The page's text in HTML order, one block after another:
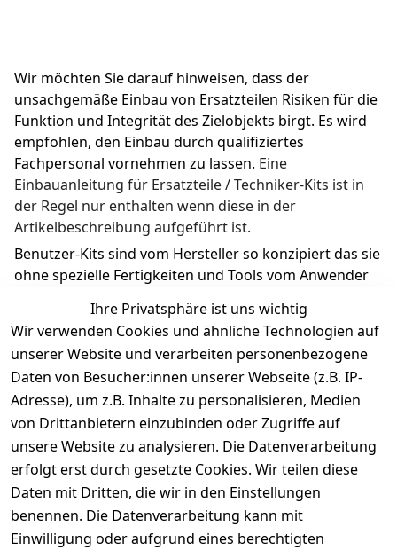
Wir möchten Sie darauf hinweisen, dass der
unsachgemäße Einbau von Ersatzteilen Risiken für die
Funktion und Integrität des Zielobjekts birgt. Es wird
empfohlen, den Einbau durch qualifiziertes
Fachpersonal vornehmen zu lassen. Eine
Einbauanleitung für Ersatzteile / Techniker-Kits ist in
der Regel nur enthalten wenn diese in der
Artikelbeschreibung aufgeführt ist.
Benutzer-Kits sind vom Hersteller so konzipiert das sie
ohne spezielle Fertigkeiten und Tools vom Anwender
Ihre Privatsphäre ist uns wichtig
Wir verwenden Cookies und ähnliche Technologien auf
unserer Website und verarbeiten personenbezogene
Daten von Besucher:innen unserer Webseite (z.B. IP-
Adresse), um z.B. Inhalte zu personalisieren, Medien
von Drittanbietern einzubinden oder Zugriffe auf
unsere Website zu analysieren. Die Datenverarbeitung
erfolgt erst durch gesetzte Cookies. Wir teilen diese
Daten mit Dritten, die wir in den Einstellungen
benennen. Die Datenverarbeitung kann mit
Einwilligung oder aufgrund eines berechtigten
Rechtliches
AGB
Datenschutze
Barrierefreihe
Kontakt
Prilux Print
Solutions
Wilhem-
Leuschner-Str.
19
Support
Hersteller
Druckqualität
Wartungskit
Zahlung
und
Versand